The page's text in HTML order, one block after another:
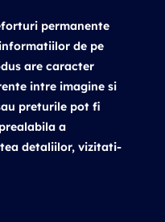
permanente
de pe
are caracter
intre imagine si
preturile pot fi
a
detaliilor, vizitati-